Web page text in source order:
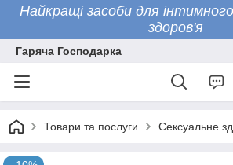
Найкращі засоби для
здоров'я
Гаряча Господарка
Товари та послуги Сексуальне